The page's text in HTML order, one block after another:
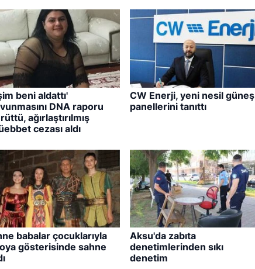
beni aldattı'
DNA raporu
ağırlaştırılmış
cezası aldı
CW Enerji, yeni nesil güneş
panellerini tanıttı
babalar çocuklarıyla
gösterisinde sahne
Aksu'da zabıta
denetimlerinden sıkı
denetim